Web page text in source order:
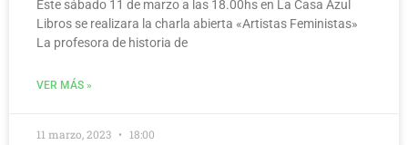
Este sábado 11 de marzo a las 18.00hs en La Casa Azul
Libros se realizara la charla abierta «Artistas Feministas»
La profesora de historia de
VER MÁS »
11 marzo, 2023 18:00